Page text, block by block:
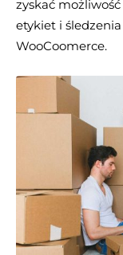
zyskać
etykiet i
WooCoomerce.